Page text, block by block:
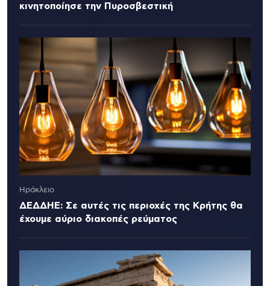
κινητοποίησε την Πυροσβεστική
Ηράκλειο
ΔΕΔΔΗΕ: Σε αυτές τις περιοχές της Κρήτης θα
έχουμε αύριο διακοπές ρεύματος